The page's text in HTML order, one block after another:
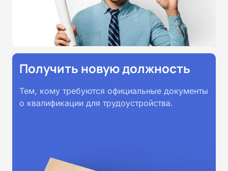
Получить новую должность
Тем, кому требуются официальные документы
о квалификации для трудоустройства.